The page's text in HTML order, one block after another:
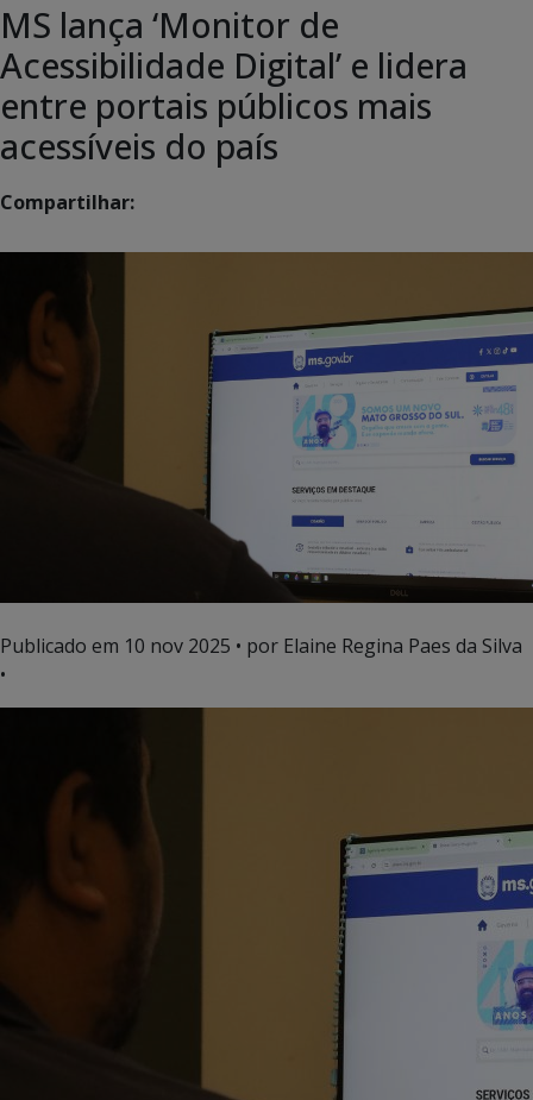
MS lança ‘Monitor de
Acessibilidade Digital’ e lidera
entre portais públicos mais
acessíveis do país
Compartilhar:
Publicado em 10 nov 2025 • por Elaine Regina Paes da Silva
•